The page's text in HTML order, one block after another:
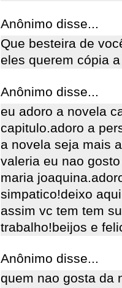
Anônimo disse...
Que besteira de
eles querem cópia
Anônimo disse...
eu adoro a novela
capitulo.adoro a
a novela seja mais
valeria eu nao
maria
simpatico!deixo
assim vc tem tem
trabalho!beijos e
Anônimo disse...
quem nao gosta da